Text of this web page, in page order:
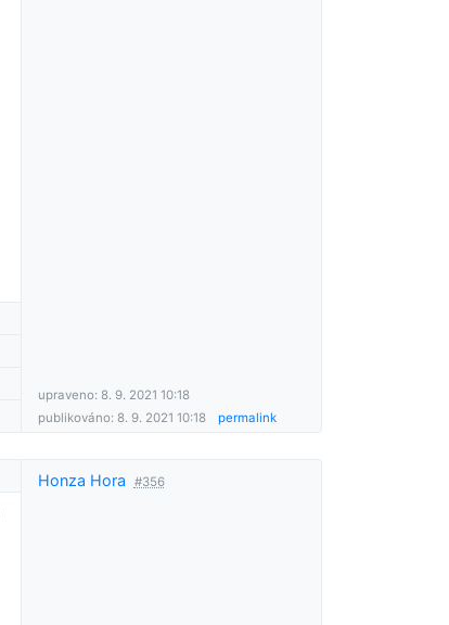
upraveno: 8. 9. 2021 10:18
publikováno: 8. 9. 2021 10:18
permalink
Honza Hora #356